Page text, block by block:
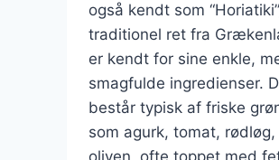
også kendt som
traditionel ret fra
er kendt for sine enkle,
smagfulde ingredienser.
består typisk af friske
som agurk, tomat, rødløg,
oliven, ofte toppet med